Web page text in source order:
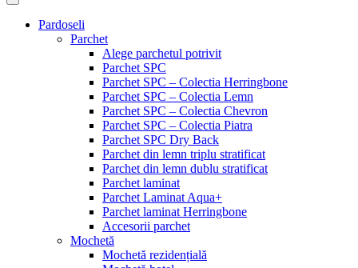
Pardoseli
Parchet
Alege parchetul potrivit
Parchet SPC
Parchet SPC – Colectia Herringbone
Parchet SPC – Colectia Lemn
Parchet SPC – Colectia Chevron
Parchet SPC – Colectia Piatra
Parchet SPC Dry Back
Parchet din lemn triplu stratificat
Parchet din lemn dublu stratificat
Parchet laminat
Parchet Laminat Aqua+
Parchet laminat Herringbone
Accesorii parchet
Mochetă
Mochetă rezidențială